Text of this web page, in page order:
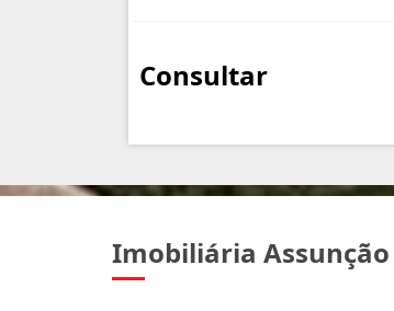
Consultar
Imobiliária Assunção